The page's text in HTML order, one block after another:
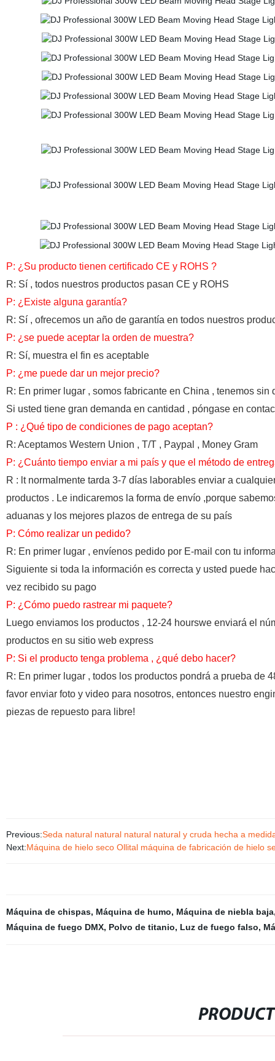
P: ¿Su producto tienen certificado CE y ROHS ?
R: Sí , todos nuestros productos pasan CE y ROHS
P: ¿Existe alguna garantía?
R: Sí , ofrecemos un año de garantía en todos nuestros
P: ¿se puede aceptar la orden de muestra?
R: Sí, muestra el fin es aceptable
P: ¿me puede dar un mejor precio?
R: En primer lugar , somos fabricante en China , tenemos
Si usted tiene gran demanda en cantidad , póngase en
P : ¿Qué tipo de condiciones de pago aceptan?
R: Aceptamos Western Union , T/T , Paypal , Money Gram
P: ¿Cuánto tiempo enviar a mi país y que el método de
R : lt normalmente tarda 3-7 días laborables enviar a
productos . Le indicaremos la forma de envío ,porque
aduanas y los mejores plazos de entrega de su país
P: Cómorealizar un pedido?
R: En primer lugar , envíenos pedido por E-mail con tu
Siguiente si toda la información es correcta y usted puede
vez recibido su pago
P: ¿Cómo puedo rastrear mi paquete?
Luego enviamos los productos , 12-24 hourswe enviará el
productos en su sitio web express
P: Si el producto tenga problema , ¿qué debo hacer?
R: En primer lugar , todos los productos pondrá a prueba de
favor enviar foto y video para nosotros, entonces nuestro
piezas de repuesto para libre!
Previous:Seda natural natural natural natural y cruda hecha a
Next:Máquina de hielo seco Ollital máquina de fabricación de hielo
Máquina de chispas, Máquina de humo, Máquina de niebla baja
Máquina de fuego DMX, Polvo de titanio, Luz de fuego falso,